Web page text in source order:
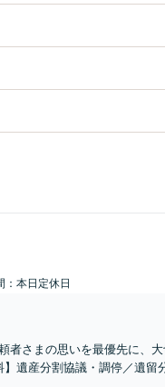
：本日定休日
者さまの思いを最優先に、
遺産分割協議・調停／遺留